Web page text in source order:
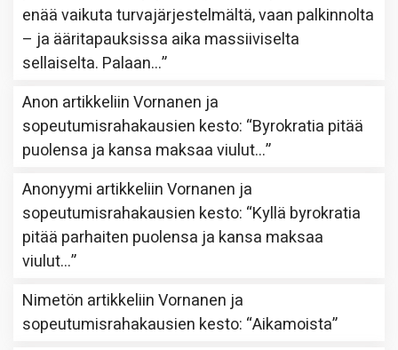
enää vaikuta turvajärjestelmältä, vaan palkinnolta
– ja ääritapauksissa aika massiiviselta
sellaiselta. Palaan…”
Anon artikkeliinVornanen ja
sopeutumisrahakausien kesto: “Byrokratia pitää
puolensa ja kansa maksaa viulut…”
Anonyymi artikkeliinVornanen ja
sopeutumisrahakausien kesto: “Kyllä byrokratia
pitää parhaiten puolensa ja kansa maksaa
viulut…”
Nimetön artikkeliinVornanen ja
sopeutumisrahakausien kesto: “Aikamoista”